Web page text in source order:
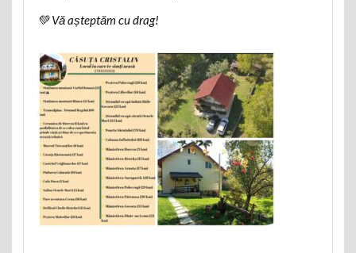
💚 Vă așteptăm cu drag!